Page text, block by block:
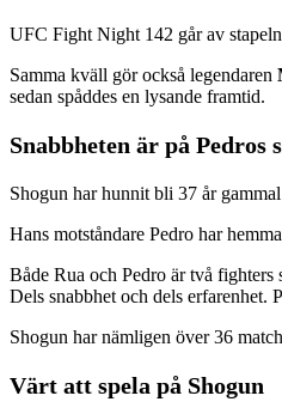
UFC Fight Night 142 går av
Samma kväll gör också legendaren
sedan spåddes en lysande framtid.
Snabbheten är på Pedros
Shogun har hunnit bli 37 år
Hans motståndare Pedro har
Både Rua och Pedro är två fighters
Dels snabbhet och dels erfarenhet.
Shogun har nämligen över 36
Värt att spela på Shogun